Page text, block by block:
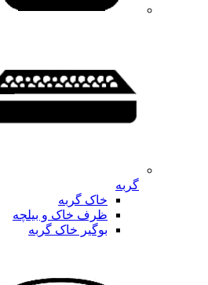
گربه
خاک گربه
ظرف خاک و بیلچه
بوگیر خاک گربه